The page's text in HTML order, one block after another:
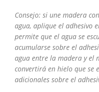
Consejo: si une madera
agua, aplique el adhesivo
permite que el agua se
acumularse sobre el
agua entre la madera y el
convertirá en hielo que se
adicionales sobre el